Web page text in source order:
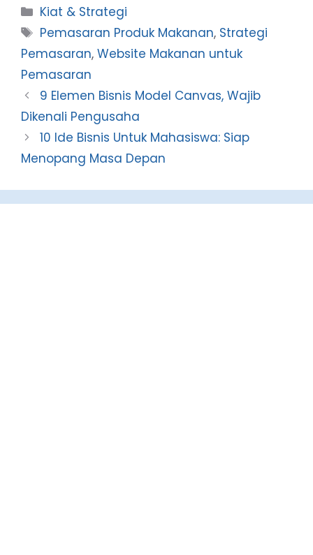
Categories
Kiat & Strategi
Tags
Pemasaran Produk Makanan, Strategi
Pemasaran, Website Makanan untuk
Pemasaran
9 Elemen Bisnis Model Canvas, Wajib
Dikenali Pengusaha
10 Ide Bisnis Untuk Mahasiswa: Siap
Menopang Masa Depan